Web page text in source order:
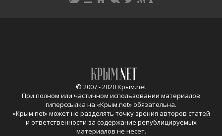
© 2007 - 2020 Крым.net
При полном или частичном использовании материалов
гиперссылка на «Крым.net» обязательна.
«Крым.net» может не разделять точку зрения авторов статей
и ответственности за содержание републицируемых
материалов не несет.